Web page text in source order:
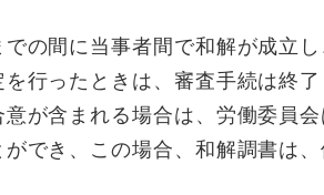
の間に当事者間で和解が成立し
行ったときは、審査手続は終
が含まれる場合は、労働委員
でき、この場合、和解調書は